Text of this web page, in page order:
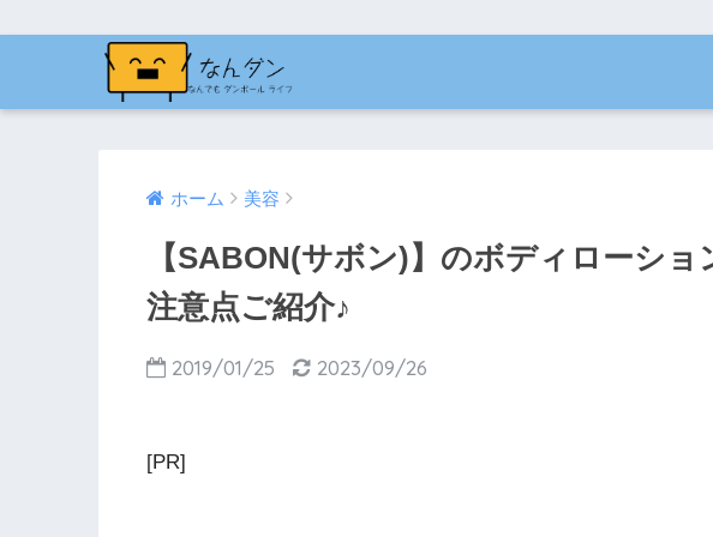
ホーム 美容
【SABON(サボン)】のボディローシ
注意点ご紹介♪
2019/01/25 2023/09/26
[PR]